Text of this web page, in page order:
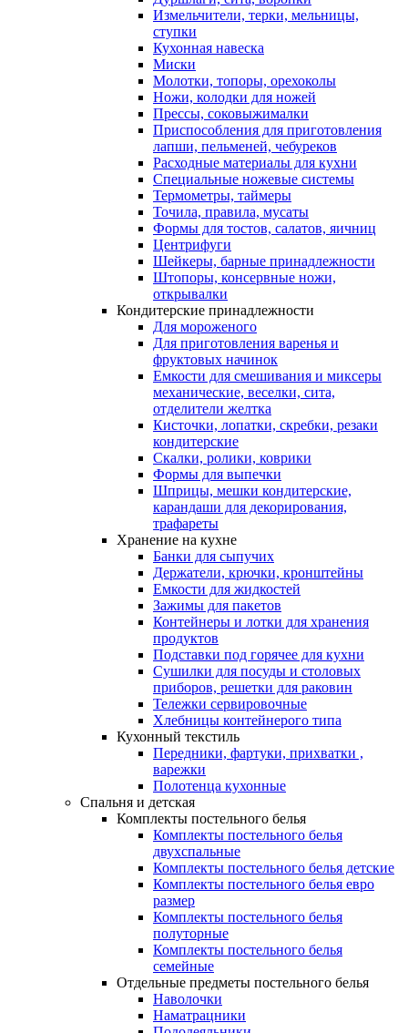
Измельчители, терки, мельницы,
ступки
Кухонная навеска
Миски
Молотки, топоры, орехоколы
Ножи, колодки для ножей
Прессы, соковыжималки
Приспособления для приготовления
лапши, пельменей, чебуреков
Расходные материалы для кухни
Специальные ножевые системы
Термометры, таймеры
Точила, правила, мусаты
Формы для тостов, салатов, яичниц
Центрифуги
Шейкеры, барные принадлежности
Штопоры, консервные ножи,
открывалки
Кондитерские принадлежности
Для мороженого
Для приготовления варенья и
фруктовых начинок
Емкости для смешивания и миксеры
механические, веселки, сита,
отделители желтка
Кисточки, лопатки, скребки, резаки
кондитерские
Скалки, ролики, коврики
Формы для выпечки
Шприцы, мешки кондитерские,
карандаши для декорирования,
трафареты
Хранение на кухне
Банки для сыпучих
Держатели, крючки, кронштейны
Емкости для жидкостей
Зажимы для пакетов
Контейнеры и лотки для хранения
продуктов
Подставки под горячее для кухни
Сушилки для посуды и столовых
приборов, решетки для раковин
Тележки сервировочные
Хлебницы контейнерого типа
Кухонный текстиль
Передники, фартуки, прихватки ,
варежки
Полотенца кухонные
Спальня и детская
Комплекты постельного белья
Комплекты постельного белья
двухспальные
Комплекты постельного белья детские
Комплекты постельного белья евро
размер
Комплекты постельного белья
полуторные
Комплекты постельного белья
семейные
Отдельные предметы постельного белья
Наволочки
Наматрацники